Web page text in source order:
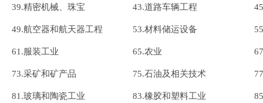
39.精密机械、珠宝 43.道路车辆工程
49.航空器和航天器工程 53.材料储运设备
61.服装工业 65.农业
73.采矿和矿产品 75.石油及相关技术
81.玻璃和陶瓷工业 83.橡胶和塑料工业